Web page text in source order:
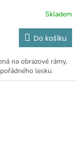
Skladem
Do košíku
na obrazové rámy,
lesku.